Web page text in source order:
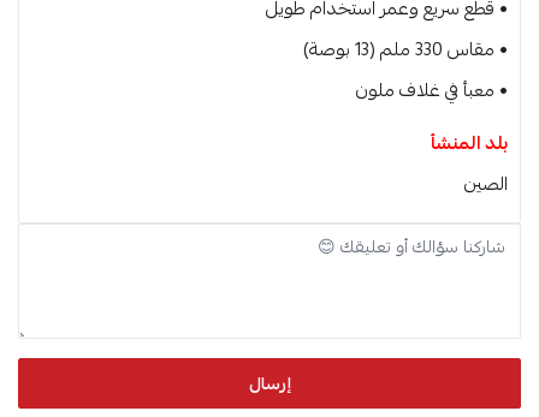
• قطع سريع وعمر استخدام طويل
• مقاس 330 ملم (13 بوصة)
• معبأ في غلاف ملون
بلد المنشأ
الصين
إرسال